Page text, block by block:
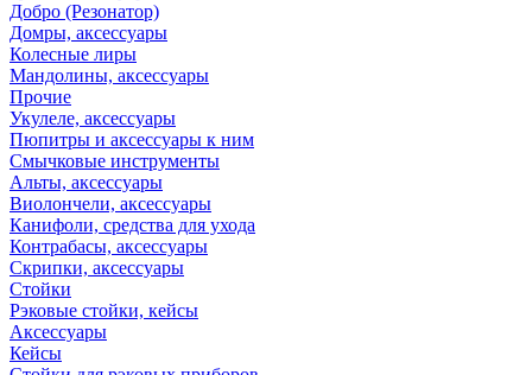
Добро (Резонатор)
Домры, аксессуары
Колесные лиры
Мандолины, аксессуары
Прочие
Укулеле, аксессуары
Пюпитры и аксессуары к ним
Смычковые инструменты
Альты, аксессуары
Виолончели, аксессуары
Канифоли, средства для ухода
Контрабасы, аксессуары
Скрипки, аксессуары
Стойки
Рэковые стойки, кейсы
Аксессуары
Кейсы